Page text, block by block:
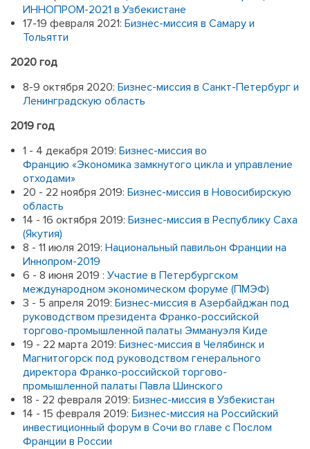
ИННОПРОМ-2021 в Узбекистане
17-19 февраля 2021: Бизнес-миссия в Самару и
Тольятти
2020 год
8-9 октября 2020: Бизнес-миссия в Санкт-Петербург и
Ленинградскую область
2019 год
1 - 4 декабря 2019: Бизнес-миссия во
Францию «Экономика замкнутого цикла и управление
отходами»
20 - 22 ноября 2019: Бизнес-миссия в Новосибирскую
область
14 - 16 октября 2019: Бизнес-миссия в Республику Саха
(Якутия)
8 - 11 июля 2019: Национальный павильон Франции на
Иннопром-2019
6 - 8 июня 2019 : Участие в Петербургском
международном экономическом форуме (ПМЭФ)
3 - 5 апреля 2019: Бизнес-миссия в Азербайджан под
руководством президента Франко-российской
торгово-промышленной палаты Эммануэля Киде
19 - 22 марта 2019: Бизнес-миссия в Челябинск и
Магнитогорск под руководством генерального
директора Франко-российской торгово-
промышленной палаты Павла Шинского
18 - 22 февраля 2019: Бизнес-миссия в Узбекистан
14 - 15 февраля 2019: Бизнес-миссия на Российский
инвестиционный форум в Сочи во главе с Послом
Франции в России